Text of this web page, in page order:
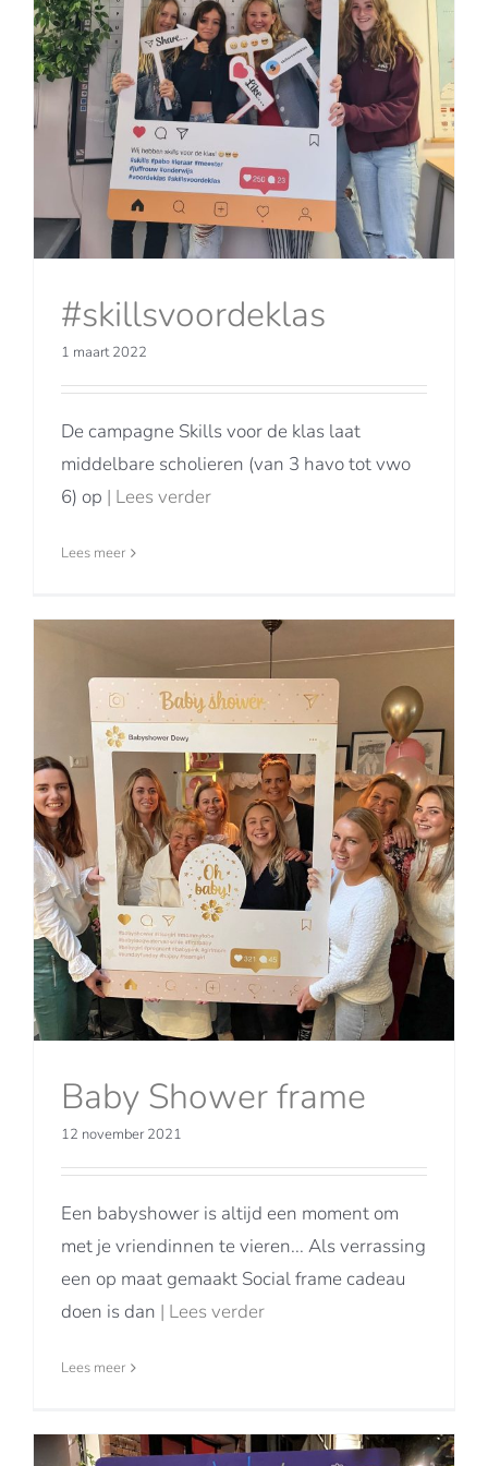
#skillsvoordeklas
1 maart 2022
De campagne Skills voor de klas laat
middelbare scholieren (van 3 havo tot vwo
6) op | Lees verder
Lees meer
Baby Shower frame
12 november 2021
Een babyshower is altijd een moment om
met je vriendinnen te vieren... Als verrassing
een op maat gemaakt Social frame cadeau
doen is dan | Lees verder
Lees meer